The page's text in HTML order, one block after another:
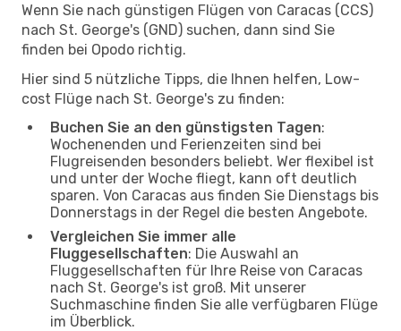
Wenn Sie nach günstigen Flügen von Caracas (CCS)
nach St. George's (GND) suchen, dann sind Sie
finden bei Opodo richtig.
Hier sind 5 nützliche Tipps, die Ihnen helfen, Low-
cost Flüge nach St. George's zu finden:
Buchen Sie an den günstigsten Tagen:
Wochenenden und Ferienzeiten sind bei
Flugreisenden besonders beliebt. Wer flexibel ist
und unter der Woche fliegt, kann oft deutlich
sparen. Von Caracas aus finden Sie Dienstags bis
Donnerstags in der Regel die besten Angebote.
Vergleichen Sie immer alle
Fluggesellschaften: Die Auswahl an
Fluggesellschaften für Ihre Reise von Caracas
nach St. George's ist groß. Mit unserer
Suchmaschine finden Sie alle verfügbaren Flüge
im Überblick.